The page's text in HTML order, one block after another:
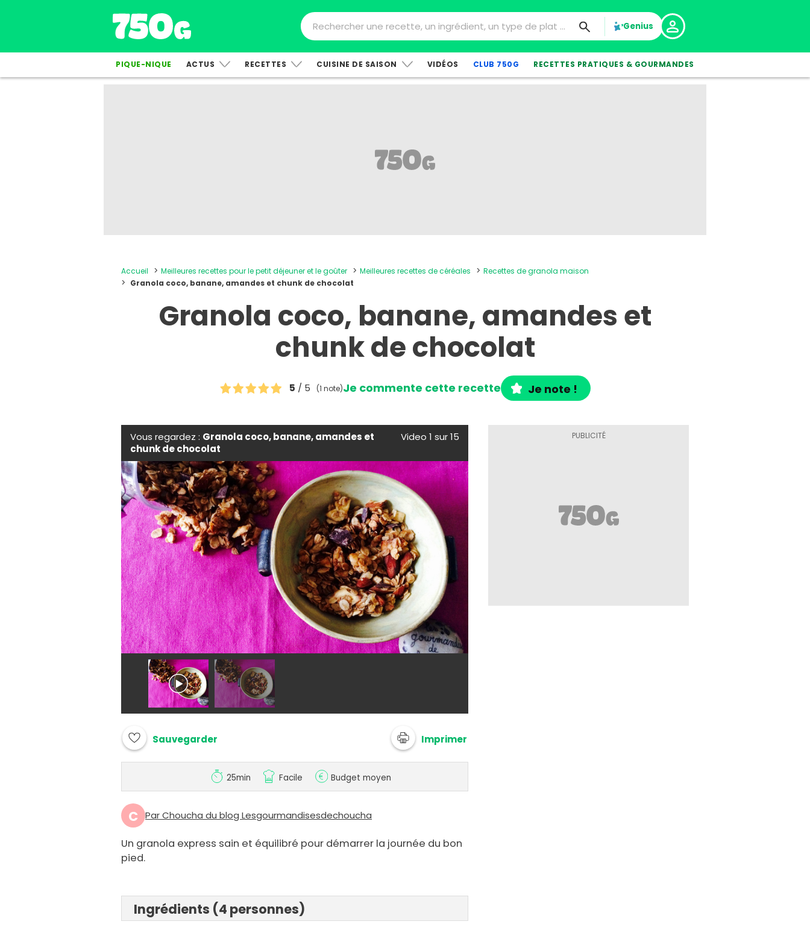
Genius
PIQUE-NIQUE ACTUS RECETTES CUISINE DE SAISON VIDÉOS CLUB 750G RECETTES PRATIQUES & GOURMANDES
Accueil Meilleures recettes pour le petit déjeuner et le goûter Meilleures recettes de céréales
Recettes de granola maison
Granola coco, banane, amandes et chunk de chocolat
Granola coco, banane, amandes et
chunk de chocolat
5 / 5 (1 note)Je commente cette recette Je note !
Vous regardez : Granola coco, banane, amandes et
chunk de chocolat
Video 1 sur 15
Sauvegarder Imprimer
25min Facile Budget moyen
C Par Choucha du blog Lesgourmandisesdechoucha
Un granola express sain et équilibré pour démarrer la journée du bon
pied.
Ingrédients (4 personnes)